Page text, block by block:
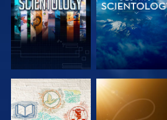
EXPLORA LAS
EXPLORA LAS